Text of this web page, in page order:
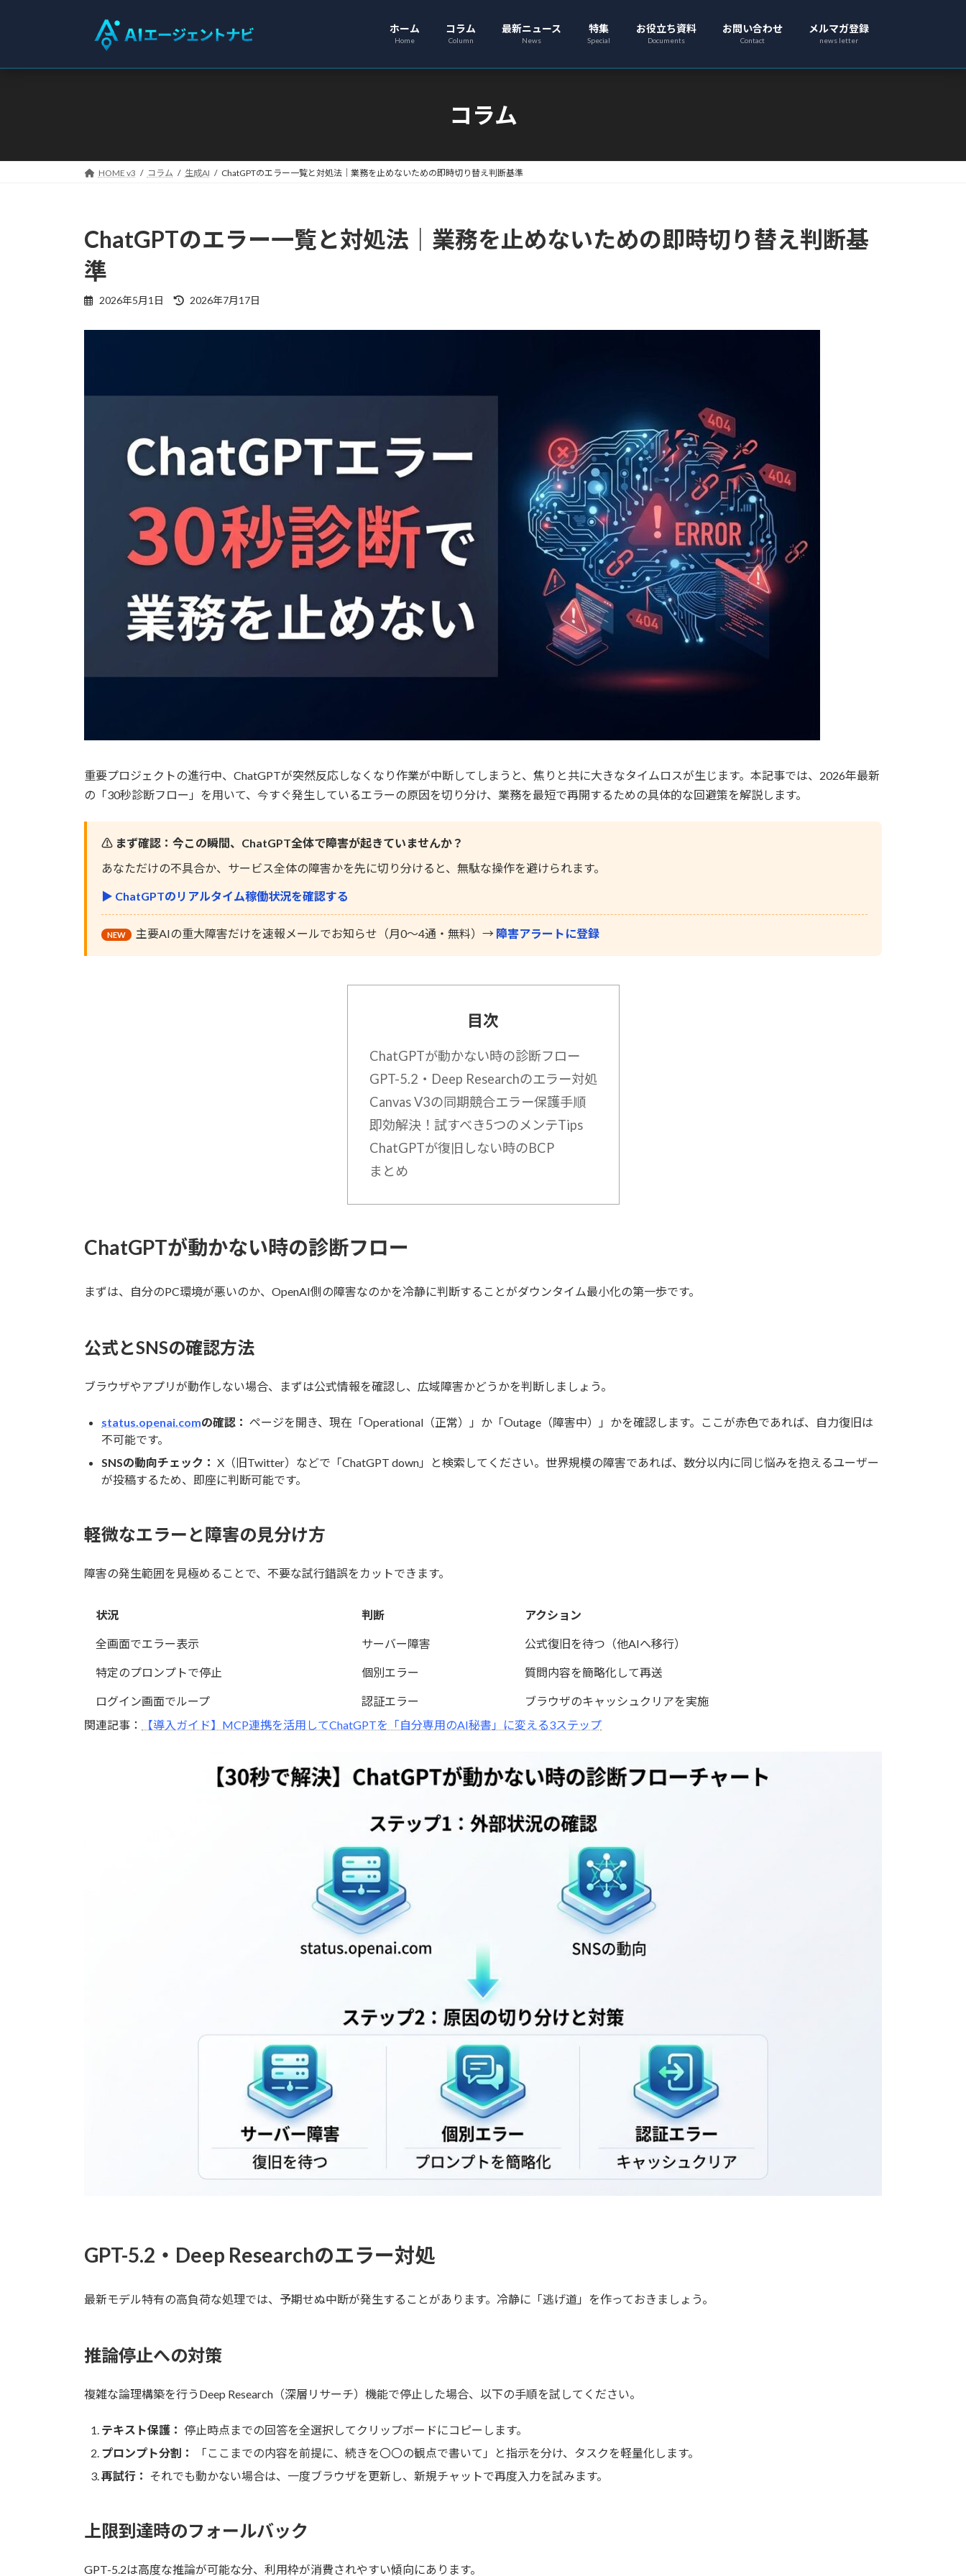
プ
動
ホーム
Home
コラム
Column
最新ニュース
News
特集
Special
お役立ち資料
Documents
お問い合わせ
Contact
メルマガ登録
news letter
コラム
HOME v3 コラム 生成AI ChatGPTのエラー一覧と対処法｜業務を止めないための即時切り替え判断基準
ChatGPTのエラー一覧と対処法｜業務を止めないための即時切り替え判断基
準
2026年5月1日
最
更
2026年7月17日
重要プロジェクトの進行中、ChatGPTが突然反応しなくなり作業が中断してしまうと、焦りと共に大きなタイムロスが生じます。本記事では、2026年最新
の「30秒診断フロー」を用いて、今すぐ発生しているエラーの原因を切り分け、業務を最短で再開するための具体的な回避策を解説します。
⚠️ まず確認：今この瞬間、ChatGPT全体で障害が起きていませんか？
あなただけの不具合か、サービス全体の障害かを先に切り分けると、無駄な操作を避けられます。
▶ ChatGPTのリアルタイム稼働状況を確認する
NEW 主要AIの重大障害だけを速報メールでお知らせ（月0〜4通・無料）→ 障害アラートに登録
目次
ChatGPTが動かない時の診断フロー
GPT-5.2・Deep Researchのエラー対処
Canvas V3の同期競合エラー保護手順
即効解決！試すべき5つのメンテTips
ChatGPTが復旧しない時のBCP
まとめ
ChatGPTが動かない時の診断フロー
まずは、自分のPC環境が悪いのか、OpenAI側の障害なのかを冷静に判断することがダウンタイム最小化の第一歩です。
公式とSNSの確認方法
ブラウザやアプリが動作しない場合、まずは公式情報を確認し、広域障害かどうかを判断しましょう。
status.openai.comの確認： ページを開き、現在「Operational（正常）」か「Outage（障害中）」かを確認します。ここが赤色であれば、自力復旧は
不可能です。
SNSの動向チェック： X（旧Twitter）などで「ChatGPT down」と検索してください。世界規模の障害であれば、数分以内に同じ悩みを抱えるユーザー
が投稿するため、即座に判断可能です。
軽微なエラーと障害の見分け方
障害の発生範囲を見極めることで、不要な試行錯誤をカットできます。
状況 判断 アクション
全画面でエラー表示 サーバー障害 公式復旧を待つ（他AIへ移行）
特定のプロンプトで停止 個別エラー 質問内容を簡略化して再送
ログイン画面でループ 認証エラー
ブラウザのキャッシュクリアを実施
関連記事：
【導入ガイド】MCP連携を活用してChatGPTを「自分専用のAI秘書」に変える3ステップ
GPT-5.2・Deep Researchのエラー対処
最新モデル特有の高負荷な処理では、予期せぬ中断が発生することがあります。冷静に「逃げ道」を作っておきましょう。
推論停止への対策
複雑な論理構築を行うDeep Research（深層リサーチ）機能で停止した場合、以下の手順を試してください。
テキスト保護： 停止時点までの回答を全選択してクリップボードにコピーします。
プロンプト分割：
「ここまでの内容を前提に、続きを〇〇の観点で書いて」と指示を分け、タスクを軽量化します。
再試行：
それでも動かない場合は、一度ブラウザを更新し、新規チャットで再度入力を試みます。
上限到達時のフォールバック
GPT-5.2は高度な推論が可能な分、利用枠が消費されやすい傾向にあります。